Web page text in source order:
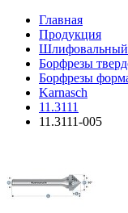
Главная
Продукция
Шлифовальный
Борфрезы
Борфрезы
Karnasch
11.3111
11.3111-005